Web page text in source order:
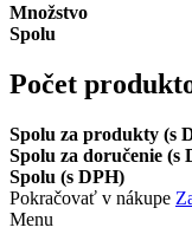
Množstvo
Spolu
Počet
Spolu za produkty (s
Spolu za doručenie (s
Spolu (s DPH)
Pokračovať v nákupe
Menu